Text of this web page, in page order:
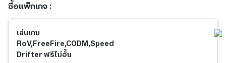
ซื้อแพ็กเกจ :
เล่นเกม
RoV,FreeFire,CODM,Speed
Drifter ฟรีไม่อั้น